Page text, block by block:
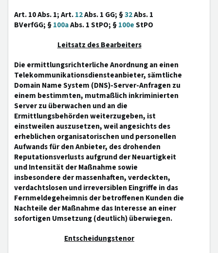
Art. 10 Abs. 1; Art.12Abs. 1 GG; §32Abs. 1
BVerfGG; §100aAbs. 1 StPO; §100eStPO
Leitsatz des Bearbeiters
Die ermittlungsrichterliche Anordnung an einen
Telekommunikationsdiensteanbieter, sämtliche
Domain Name System (DNS)-Server-Anfragen zu
einem bestimmten, mutmaßlich inkriminierten
Server zu überwachen und an die
Ermittlungsbehörden weiterzugeben, ist
einstweilen auszusetzen, weil angesichts des
erheblichen organisatorischen und personellen
Aufwands für den Anbieter, des drohenden
Reputationsverlusts aufgrund der Neuartigkeit
und Intensität der Maßnahme sowie
insbesondere der massenhaften, verdeckten,
verdachtslosen und irreversiblen Eingriffe in das
Fernmeldegeheimnis der betroffenen Kunden die
Nachteile der Maßnahme das Interesse an einer
sofortigen Umsetzung (deutlich) überwiegen.
Entscheidungstenor